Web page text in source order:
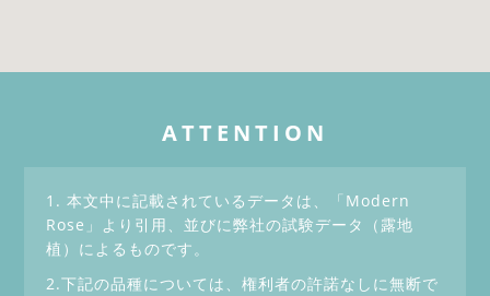
ATTENTION
1. 本文中に記載されているデータは、「Modern
Rose」より引用、並びに弊社の試験データ（露地
植）によるものです。
2.下記の品種については、権利者の許諾なしに無断で